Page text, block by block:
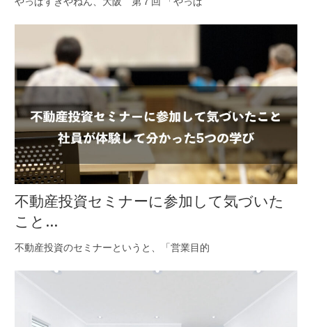
不動産投資セミナーに参加して気づいた
こと...
不動産投資のセミナーというと、「営業目的